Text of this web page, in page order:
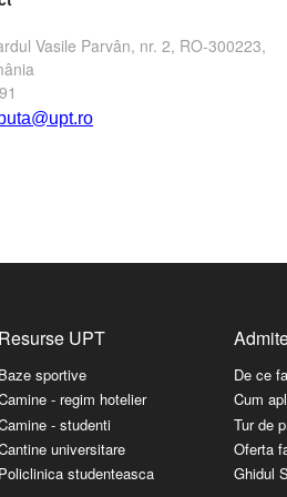
Vasile Parvân, nr. 2, RO-300223,
Resurse UPT
Baze sportive
- regim hotelier
- studenti
universitare
Policlinica studenteasca
De ce
Cum
Tur de
Oferta
Ghidul